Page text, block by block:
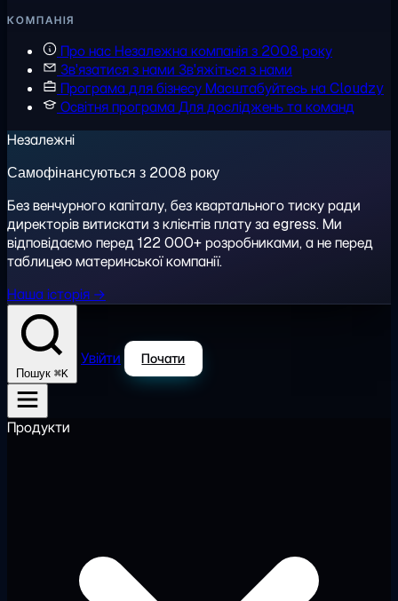
КОМПАНІЯ
Про насНезалежна компанія з 2008 року
Зв'язатися з нами Зв'яжіться з нами
Програма для бізнесуМасштабуйтесь на Cloudzy
Освітня програмаДля досліджень та команд
Незалежні
Самофінансуються з 2008 року
Без венчурного капіталу, без квартального тиску ради
директорів витискати з клієнтів плату за egress. Ми
відповідаємо перед 122 000+ розробниками, а не перед
таблицею материнської компанії.
Наша історія →
Пошук ⌘K
Увійти Почати
Продукти